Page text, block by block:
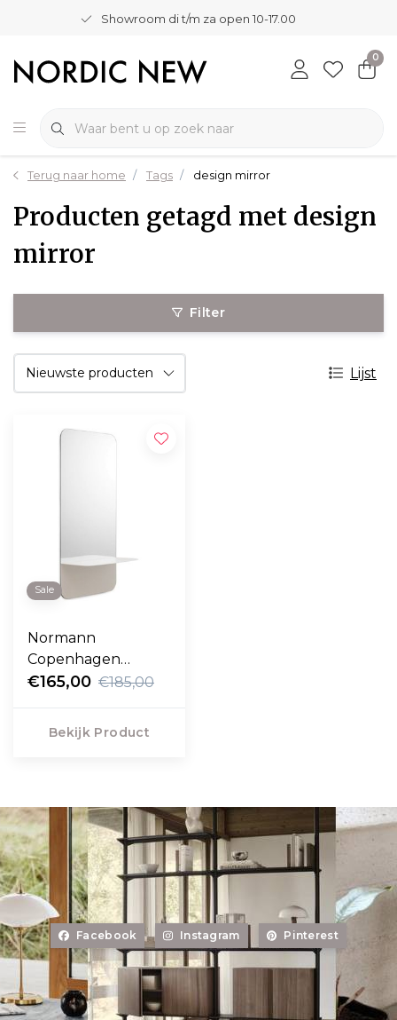
Showroom di t/m za open 10-17.00
0
Terug naar home Tags design mirror
Producten getagd met design
mirror
Filter
Lijst
Sale
Normann
Copenhagen
Horizon Spiegel
€165,00 €185,00
Bekijk Product
Facebook Instagram Pinterest